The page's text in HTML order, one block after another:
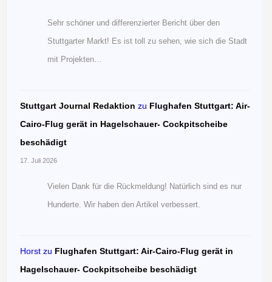
Sehr schöner und differenzierter Bericht über den
Stuttgarter Markt! Es ist toll zu sehen, wie sich die Stadt
mit Projekten…
Stuttgart Journal Redaktion zu Flughafen Stuttgart: Air-
Cairo-Flug gerät in Hagelschauer- Cockpitscheibe
beschädigt
17. Juli 2026
Vielen Dank für die Rückmeldung! Natürlich sind es nur
Hunderte. Wir haben den Artikel verbessert.
Horst zu Flughafen Stuttgart: Air-Cairo-Flug gerät in
Hagelschauer- Cockpitscheibe beschädigt